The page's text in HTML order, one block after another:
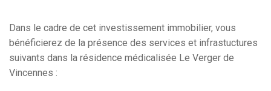
Dans le cadre de cet investissement immobilier, vous
bénéficierez de la présence des services et infrastuctures
suivants dans la résidence médicalisée Le Verger de
Vincennes :